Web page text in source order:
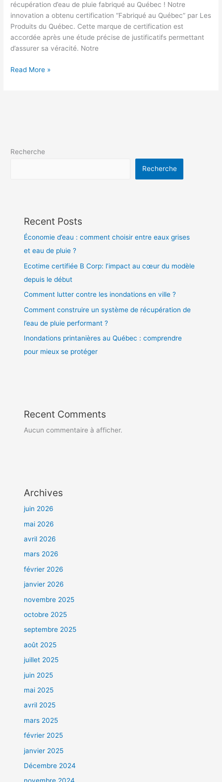
récupération d’eau de pluie fabriqué au Québec ! Notre
innovation a obtenu certification “Fabriqué au Québec” par Les
Produits du Québec. Cette marque de certification est
accordée après une étude précise de justificatifs permettant
d’assurer sa véracité. Notre
Read More »
Recherche
Recherche
Recent Posts
Économie d’eau : comment choisir entre eaux grises
et eau de pluie ?
Ecotime certifiée B Corp: l’impact au cœur du modèle
depuis le début
Comment lutter contre les inondations en ville ?
Comment construire un système de récupération de
l’eau de pluie performant ?
Inondations printanières au Québec : comprendre
pour mieux se protéger
Recent Comments
Aucun commentaire à afficher.
Archives
juin 2026
mai 2026
avril 2026
mars 2026
février 2026
janvier 2026
novembre 2025
octobre 2025
septembre 2025
août 2025
juillet 2025
juin 2025
mai 2025
avril 2025
mars 2025
février 2025
janvier 2025
Décembre 2024